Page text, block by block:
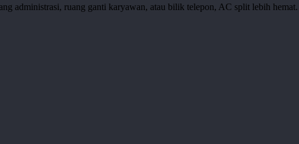
administrasi, ruang ganti karyawan, atau bilik telepon, AC split lebih